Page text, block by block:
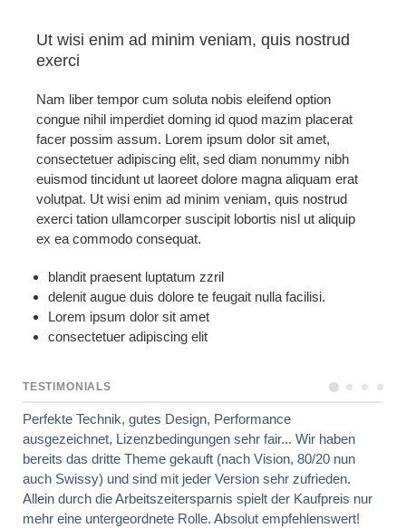
Ut wisi enim ad minim veniam, quis nostrud
exerci
Nam liber tempor cum soluta nobis eleifend option
congue nihil imperdiet doming id quod mazim placerat
facer possim assum. Lorem ipsum dolor sit amet,
consectetuer adipiscing elit, sed diam nonummy nibh
euismod tincidunt ut laoreet dolore magna aliquam erat
volutpat. Ut wisi enim ad minim veniam, quis nostrud
exerci tation ullamcorper suscipit lobortis nisl ut aliquip
ex ea commodo consequat.
blandit praesent luptatum zzril
delenit augue duis dolore te feugait nulla facilisi.
Lorem ipsum dolor sit amet
consectetuer adipiscing elit
TESTIMONIALS
Perfekte Technik, gutes Design, Performance
ausgezeichnet, Lizenzbedingungen sehr fair... Wir haben
bereits das dritte Theme gekauft (nach Vision, 80/20 nun
auch Swissy) und sind mit jeder Version sehr zufrieden.
Allein durch die Arbeitszeitersparnis spielt der Kaufpreis nur
mehr eine untergeordnete Rolle. Absolut empfehlenswert!